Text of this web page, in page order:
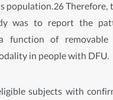
population.26 Therefore,
was to report the
function of removable
in people with DFU.
subjects with